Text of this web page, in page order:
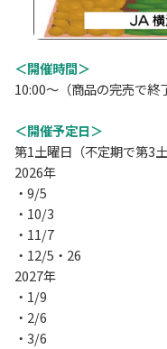
＜開催時間＞
10:00～（商品の完売で終
＜開催予定日＞
第1土曜日（不定期で第3土
2026年
・9/5
・10/3
・11/7
・12/5・26
2027年
・1/9
・2/6
・3/6